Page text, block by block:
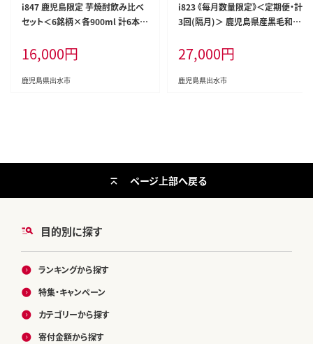
i847 鹿児島限定 芋焼酎飲み比べ
セット＜6銘柄×各900ml 計6本＞
焼酎ハイボール お急ぎ便 スピード
発送 出水酒造 神酒造 25度 逸品
本格焼酎 人気 レア 【酒舗三浦屋】
16,000円
鹿児島県出水市
i823 《毎月数量限定》＜定期便・計
3回(隔月)＞ 鹿児島県産黒毛和牛
回＞肉 牛肉 黒毛和牛 国産 鹿児島
県産 ユッケ 生食 旨み 定期便 隔月
カミチク 【株式会社LRプラスK】
27,000円
鹿児島県出水市
目的別に探す
ランキングから探す
特集・キャンペーン
カテゴリーから探す
寄付金額から探す
ページ上部へ戻る